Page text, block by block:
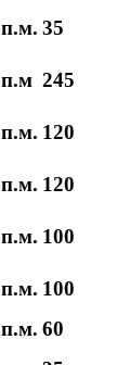
п.м. 35
п.м 245
п.м. 120
п.м. 120
п.м. 100
п.м. 100
п.м. 60